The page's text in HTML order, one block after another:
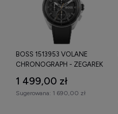
BOSS 1513953 VOLANE
CHRONOGRAPH - ZEGAREK
1 499,00 zł
Sugerowana: 1 690,00 zł